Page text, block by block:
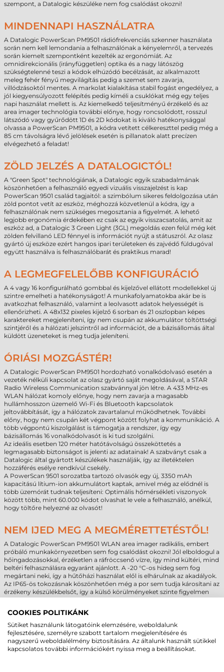
szempont, a Datalogic készüléke nem fog csalódást okozni!
MINDENNAPI HASZNÁLATRA
A Datalogic PowerScan PM9501 rádiófrekvenciás szkenner használata
során nem kell lemondania a felhasználónak a kényelemről, a tervezés
során kiemelt szempontként kezelték az ergonómiát. Az
omnidirekcionális (irányfüggetlen) optika és a nagy látószög
szükségtelenné teszi a kódok elhúzódó becélzását, az alkalmazott
meleg fehér fényű megvilágítás pedig a szemet sem zavarja,
villódzásoktól mentes. A markolat kialakítása stabil fogást engedélyez, a
jól kiegyensúlyozott felépítés pedig kíméli a csuklókat még egy teljes
napi használat mellett is. Az kiemelkedő teljesítményű érzékelő és az
area imager technológia további előnye, hogy roncsolódott, rosszul
látszódó vagy gyűrődött 1D és 2D kódokat is kiváló hatékonysággal
olvassa a PowerScan PM9501, a kódra vetített célkereszttel pedig még a
85 cm távolságra lévő jelölések esetén is pillanatok alatt precízen
elvégezhető a feladat!
ZÖLD JELZÉS A DATALOGICTÓL!
A "Green Spot" technológiának, a Datalogic egyik szabadalmának
köszönhetően a felhasználó egyedi vizuális visszajelzést is kap
PowerScan 9501 család tagjaitól: a szimbólum sikeres feldolgozása után
zöld pontot vetít az eszköz, méghozzá közvetlenül a kódra, így a
felhasználónak nem szükséges megosztania a figyelmét. A lehető
legjobb ergonómia érdekében ez csak az egyik visszacsatolás, amit az
eszköz ad, a Datalogic 3 Green Light (3GL) megoldás ezen felül még két
zölden felvillanó LED fénnyel is információt nyújt a státuszról. Az olasz
gyártó új eszköze ezért hangos ipari területeken és zajvédő füldugóval
együtt használva is felhasználóbarát és praktikus marad!
A LEGMEGFELELŐBB KONFIGURÁCIÓ
A 4 vagy 16 konfigurálható gombbal és kijelzővel ellátott modellekkel új
szintre emelheti a hatékonyságot! A munkafolyamatokba akár be is
avatkozhat felhasználó, valamint a leolvasott adatok helyességét is
ellenőrizheti. A 48x132 pixeles kijelző 6 sorban és 21 oszlopban képes
karaktereket megjeleníteni, így nem csupán az akkumulátor töltöttségi
szintjéről és a hálózati jelszintről ad információt, de a bázisállomás által
küldött üzeneteket is meg tudja jeleníteni.
ÓRIÁSI MOZGÁSTÉR!
A Datalogic PowerScan PM9501 hordozható vonalkódolvasó esetén a
vezeték nélküli kapcsolat az olasz gyártó saját megoldásával, a STAR
Radio Wireless Communication szabvánnyal jön létre. A 433 MHz-es
WLAN hálózat komoly előnye, hogy nem zavarja a magasabb
hullámhosszon üzemelő Wi-Fi és Bluetooth kapcsolatok
jeltovábbítását, így a hálózatok zavartalanul működhetnek. További
előny, hogy nem csupán két végpont között folyhat a kommunikáció. A
több végpontú kiszolgálást is támogatja a rendszer, így egy
bázisállomás 16 vonalkódolvasót is ki tud szolgálni.
Az ideális esetben 120 méter hatótávolságú összeköttetés a
legmagasabb biztonságot is jelenti az adatainak! A szabványt csak a
Datalogic által gyártott készülékek használják, így az illetéktelen
hozzáférés esélye rendkívül csekély.
A PowerScan 9501 sorozatba tartozó olvasók egy új, 3350 mAh
kapacitású lítium-ion akkumulátort kaptak, amivel még az elődnél is
több üzemórát tudnak teljesíteni: Optimális hőmérsékleti viszonyok
között több, mint 60.000 kódot olvashat le vele a felhasználó, anélkül,
hogy töltőre helyezné az olvasót!
NEM IJED MEG A MEGMÉRETTETÉSTŐL!
A Datalogic PowerScan PM9501 WLAN area imager radikális, embert
próbáló munkakörnyezetben sem fog csalódást okozni! Jól elboldogul a
hőingadozásokkal, érzéketlen a ráfröccsenő vízre, így mind kültéri, mind
beltéri felhasználásra egyaránt ajánlott. A -20 °C-os hideg sem fog
megártani neki, így a hűtőházi használat elől is elhárulnak az akadályok.
Az IP65-ös tokozásnak köszönhetően még a por sem tudja károsítani az
érzékeny készülékbelsőt, így a külső körülményeket szinte figyelmen
kívül is hagyhatja a felhasználó! Egy vétlen, 2 méteres magasról történő
leejtést is sértetlenül fog átvészelni, így biztos lehet benne, hogy egy
apróbb emberi hiba miatt nem kell szervizbe küldeni a készüléket! Az
időtállóságról a Datalogic is maximálisan meg van győződve, ezért
PowerScan 9501 család minden tagjára 3 év teljeskörű garanciát vállal.
ALKOSSON MAGÁNAK KÉPET RÓLA!
COOKIES POLITIKÁNK
Sütiket használunk látogatóink elemzésére, weboldalunk
fejlesztésére, személyre szabott tartalom megjelenítésére és
nagyszerű weboldalélmény biztosítására. Az általunk használt sütikkel
kapcsolatos további információkért nyissa meg a beállításokat.